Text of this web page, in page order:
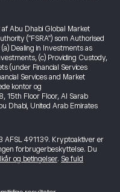
af Abu Dhabi Global Market
("FSRA") som Authorised
Dealing in Investments as
(c) Providing Custody,
(under Financial Services
Services and Market
kontor og
15th Floor Floor, Al Sarab
Dhabi, United Arab Emirates
AFSL 491139. Kryptoaktiver er
forbrugerbeskyttelse. Du
og betingelser. Se fuld